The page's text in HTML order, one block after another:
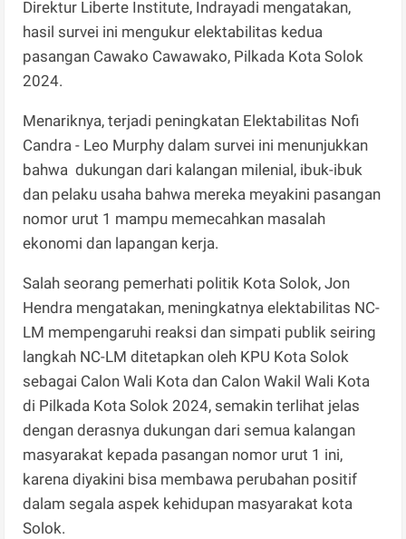
Direktur Liberte Institute, Indrayadi mengatakan,
hasil survei ini mengukur elektabilitas kedua
pasangan Cawako Cawawako, Pilkada Kota Solok
2024.
Menariknya, terjadi peningkatan Elektabilitas Nofi
Candra - Leo Murphy dalam survei ini menunjukkan
bahwa dukungan dari kalangan milenial, ibuk-ibuk
dan pelaku usaha bahwa mereka meyakini pasangan
nomor urut 1 mampu memecahkan masalah
ekonomi dan lapangan kerja.
Salah seorang pemerhati politik Kota Solok, Jon
Hendra mengatakan, meningkatnya elektabilitas NC-
LM mempengaruhi reaksi dan simpati publik seiring
langkah NC-LM ditetapkan oleh KPU Kota Solok
sebagai Calon Wali Kota dan Calon Wakil Wali Kota
di Pilkada Kota Solok 2024, semakin terlihat jelas
dengan derasnya dukungan dari semua kalangan
masyarakat kepada pasangan nomor urut 1 ini,
karena diyakini bisa membawa perubahan positif
dalam segala aspek kehidupan masyarakat kota
Solok.